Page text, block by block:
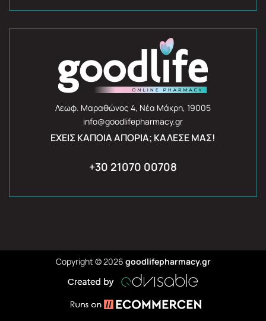
Λεωφ. Μαραθώνος 4, Νέα Μάκρη, 19005
info@goodlifepharmacy.gr
ΈΧΕΙΣ ΚΆΠΟΙΑ ΑΠΟΡΊΑ; ΚΆΛΕΣΈ ΜΑΣ!
+30 21070 00708
Copyright © 2026 goodlifepharmacy.gr